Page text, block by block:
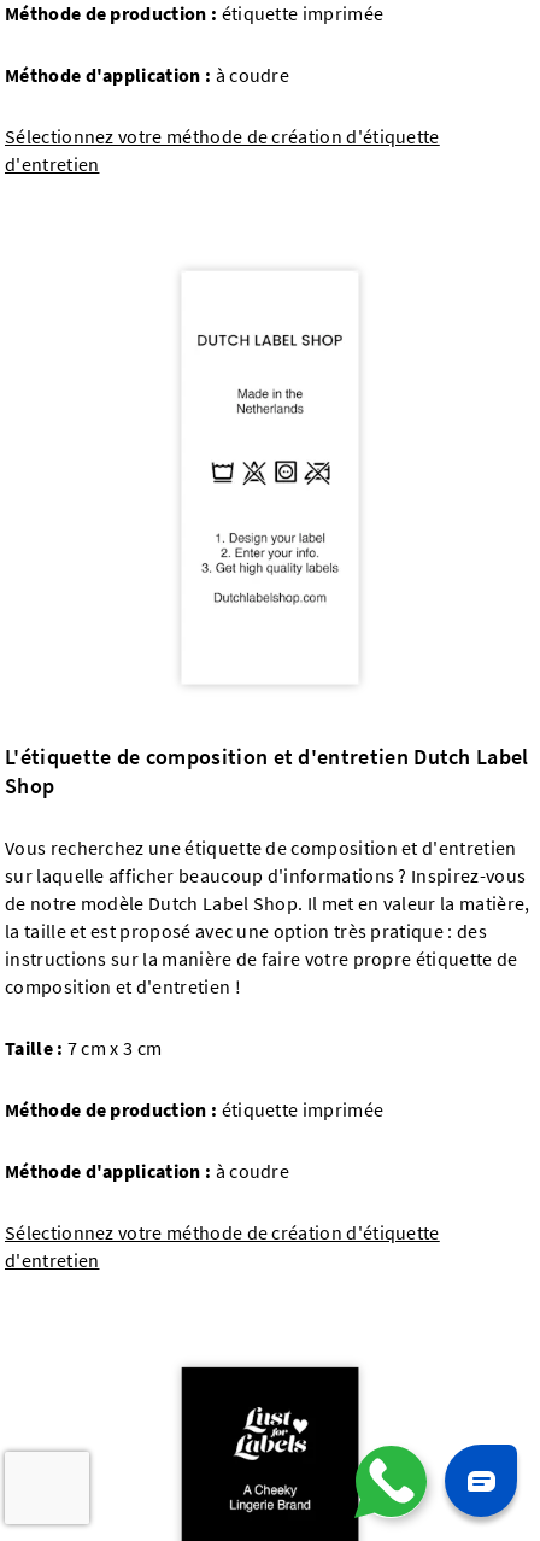
Méthode de production : étiquette imprimée
Méthode d'application : à coudre
Sélectionnez votre méthode de création d'étiquette
d'entretien
L'étiquette de composition et d'entretien Dutch Label
Shop
Vous recherchez une étiquette de composition et d'entretien
sur laquelle afficher beaucoup d'informations ? Inspirez-vous
de notre modèle Dutch Label Shop. Il met en valeur la matière,
la taille et est proposé avec une option très pratique : des
instructions sur la manière de faire votre propre étiquette de
composition et d'entretien !
Taille : 7 cm x 3 cm
Méthode de production : étiquette imprimée
Méthode d'application : à coudre
Sélectionnez votre méthode de création d'étiquette
d'entretien